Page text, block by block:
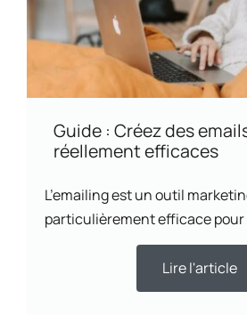
Guide : Créez des
réellement efficaces
L’emailing est un outil
particulièrement efficace pour
Lire l'article